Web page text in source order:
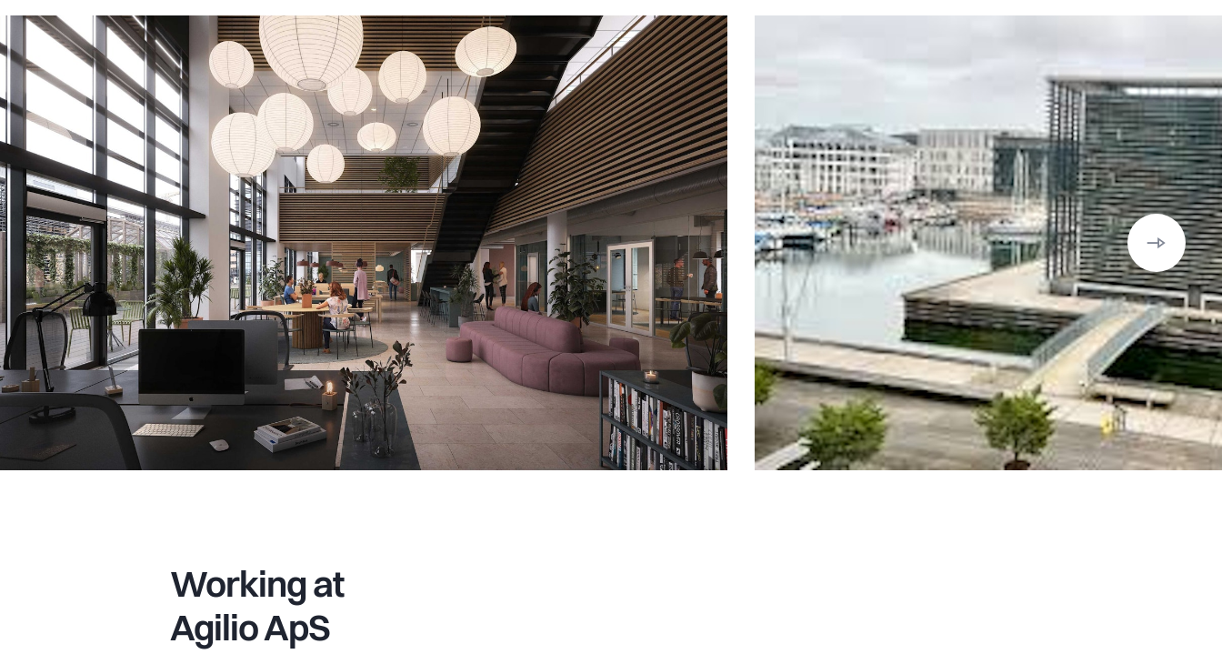
Working at
Agilio ApS